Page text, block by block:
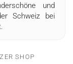
und
Schweiz bei
SHOP